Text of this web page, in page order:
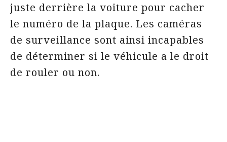
juste derrière la voiture pour cacher
le numéro de la plaque. Les caméras
de surveillance sont ainsi incapables
de déterminer si le véhicule a le droit
de rouler ou non.